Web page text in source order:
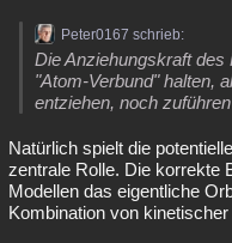
Peter0167 schrieb:
Die Anziehungskraft
"Atom-Verbund" halten,
entziehen, noch
Natürlich spielt die
zentrale Rolle. Die korrekte
Modellen das eigentliche
Kombination von